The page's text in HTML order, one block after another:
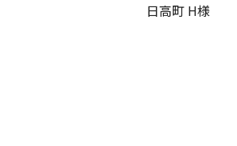
日高町 H様